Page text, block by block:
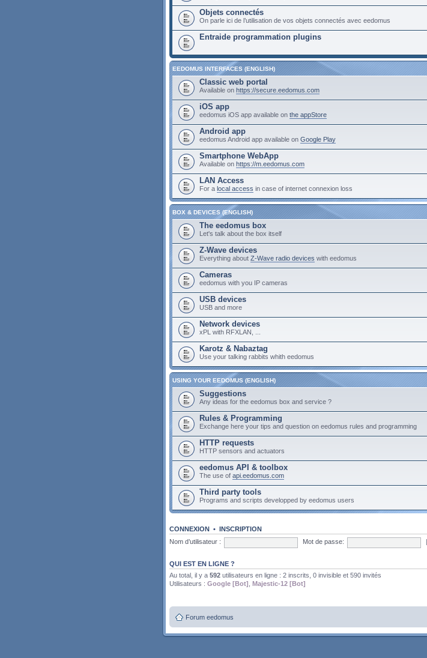
Objets connectés
On parle ici de l’utilisation de vos objets connectés avec eedomus
Entraide programmation plugins
EEDOMUS INTERFACES (ENGLISH)
Classic web portal
Available on https://secure.eedomus.com
iOS app
eedomus iOS app available on the appStore
Android app
eedomus Android app available on Google Play
Smartphone WebApp
Available on https://m.eedomus.com
LAN Access
For a local access in case of internet connexion loss
BOX & DEVICES (ENGLISH)
The eedomus box
Let's talk about the box itself
Z-Wave devices
Everything about Z-Wave radio devices with eedomus
Cameras
eedomus with you IP cameras
USB devices
USB and more
Network devices
xPL with RFXLAN, ...
Karotz & Nabaztag
Use your talking rabbits whith eedomus
USING YOUR EEDOMUS (ENGLISH)
Suggestions
Any ideas for the eedomus box and service ?
Rules & Programming
Exchange here your tips and question on eedomus rules and programming
HTTP requests
HTTP sensors and actuators
eedomus API & toolbox
The use of api.eedomus.com
Third party tools
Programs and scripts developped by eedomus users
CONNEXION • INSCRIPTION
Nom d’utilisateur :
Mot de passe:
QUI EST EN LIGNE ?
Au total, il y a 592 utilisateurs en ligne : 2 inscrits, 0 invisible et 590 invités
Utilisateurs : Google [Bot] Majestic-12 [Bot]
Forum eedomus